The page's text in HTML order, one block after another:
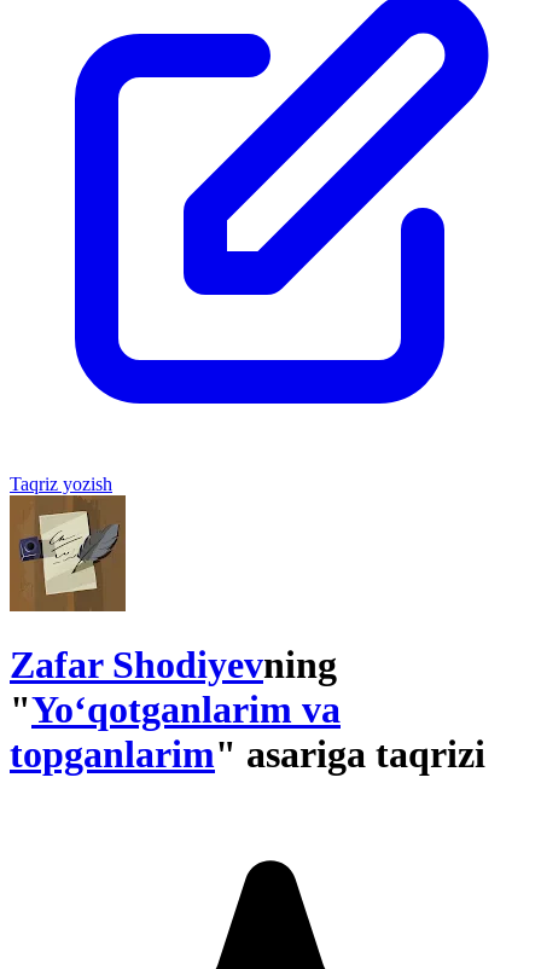
Taqriz yozish
Zafar Shodiyevning
"Yo‘qotganlarim va
topganlarim" asariga taqrizi